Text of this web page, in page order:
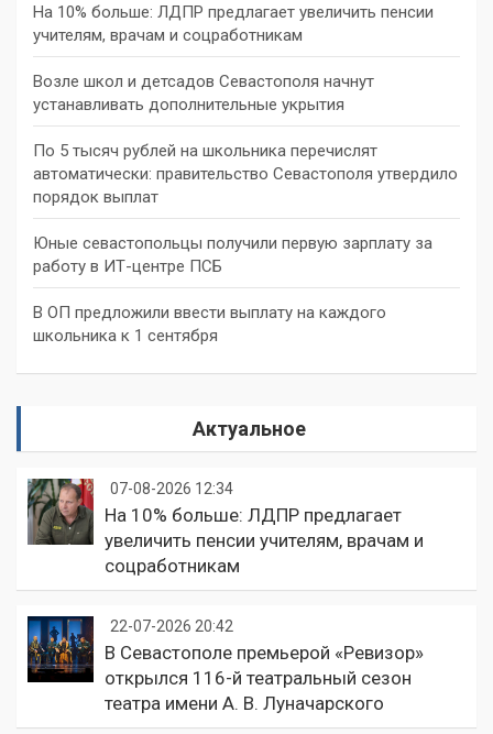
На 10% больше: ЛДПР предлагает увеличить пенсии
учителям, врачам и соцработникам
Возле школ и детсадов Севастополя начнут
устанавливать дополнительные укрытия
По 5 тысяч рублей на школьника перечислят
автоматически: правительство Севастополя утвердило
порядок выплат
Юные севастопольцы получили первую зарплату за
работу в ИТ-центре ПСБ
В ОП предложили ввести выплату на каждого
школьника к 1 сентября
Актуальное
07-08-2026 12:34
На 10% больше: ЛДПР предлагает
увеличить пенсии учителям, врачам и
соцработникам
22-07-2026 20:42
В Севастополе премьерой «Ревизор»
открылся 116-й театральный сезон
театра имени А. В. Луначарского